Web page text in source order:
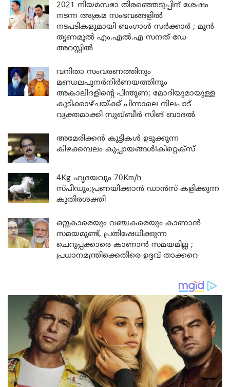
2021 നിയമസഭാ തിരഞ്ഞെടുപ്പിന് ശേഷം
നടന്ന അക്രമ സംഭവങ്ങളിൽ
നടപടികളുമായി ബംഗാൾ സർക്കാർ ; മുൻ
തൃണമൂൽ എം.എൽ.എ സനത് ഡേ
അറസ്റ്റിൽ
വനിതാ സംവരണത്തിനും
മണ്ഡലപുനർനിർണയത്തിനും
അകാലിദളിന്റെ പിന്തുണ; മോദിയുമായുള്ള
കൂടിക്കാഴ്ചയ്ക്ക് പിന്നാലെ നിലപാട്
വ്യക്തമാക്കി സുഖ്ബീർ സിങ് ബാദൽ
അമേരിക്കൻ കുട്ടികൾ ഉടുക്കുന്ന
കിഴക്കമ്പലം കുപ്പായങ്ങൾ!കിറ്റെക്സ്
4Kg ഹൃദയവും 70Km/h
സ്പീഡും;പ്രണയിക്കാൻ ഡാൻസ് കളിക്കുന്ന
കുതിരശക്തി
ഒറ്റുകാരെയും വഞ്ചകരെയും കാണാൻ
സമയമുണ്ട്, പ്രതിഷേധിക്കുന്ന
ചെറുപ്പക്കാരെ കാണാൻ സമയമില്ല ;
പ്രധാനമന്ത്രിക്കെതിരെ ഉദ്ദവ് താക്കറെ